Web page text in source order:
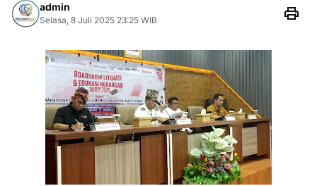
admin
Selasa, 8 Juli 2025 23:25 WIB